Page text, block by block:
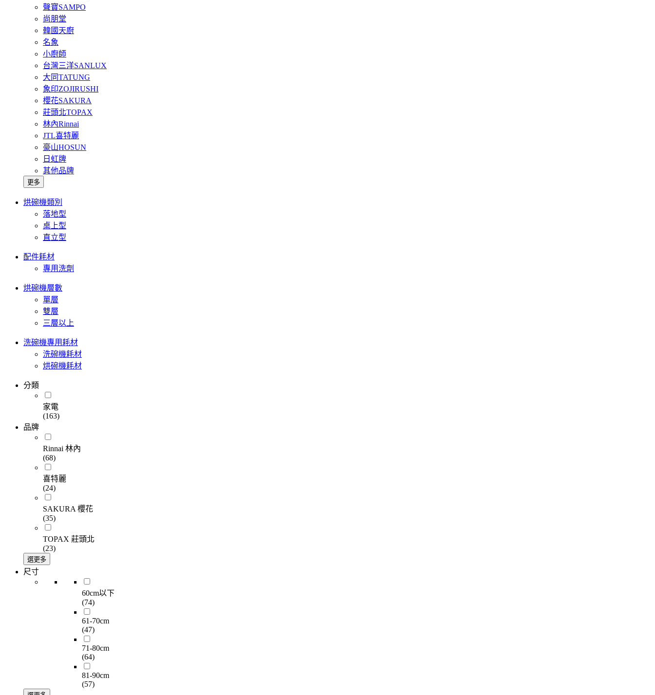
聲寶SAMPO
尚朋堂
韓國天廚
名象
小廚師
台灣三洋SANLUX
大同TATUNG
象印ZOJIRUSHI
櫻花SAKURA
莊頭北TOPAX
林內Rinnai
JTL喜特麗
豪山HOSUN
日虹牌
其他品牌
更多
烘碗機類別
落地型
桌上型
直立型
配件耗材
專用洗劑
烘碗機層數
單層
雙層
三層以上
洗碗機專用耗材
洗碗機耗材
烘碗機耗材
分類
家電
(163)
品牌
Rinnai 林內
(68)
喜特麗
(24)
SAKURA 櫻花
(35)
TOPAX 莊頭北
(23)
選更多
尺寸
60cm以下
(74)
61-70cm
(47)
71-80cm
(64)
81-90cm
(57)